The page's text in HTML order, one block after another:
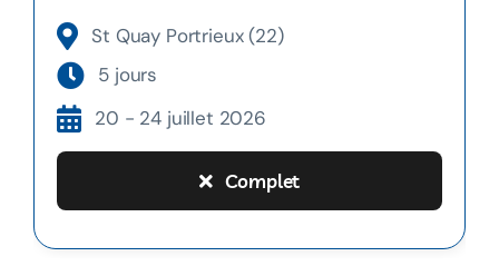
St Quay Portrieux (22)
5 jours
20 - 24 juillet 2026
Complet